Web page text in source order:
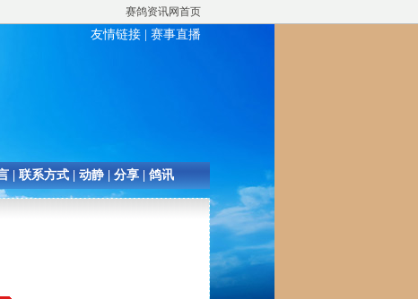
赛鸽资讯网首页
友情链接 赛事直播
联系方式 动静 分享 鸽讯